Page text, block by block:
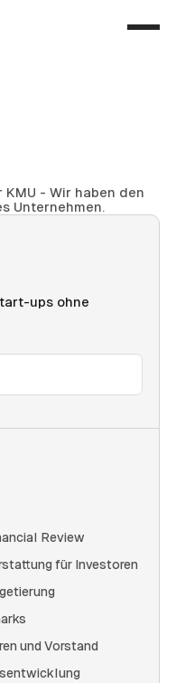
- Wir haben den
Unternehmen.
ups ohne
Review
für Investoren
und Vorstand